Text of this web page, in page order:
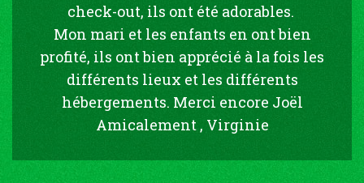
check-out, ils ont été adorables.
Mon mari et les enfants en ont bien
profité, ils ont bien apprécié à la fois les
différents lieux et les différents
hébergements. Merci encore Joël
Amicalement , Virginie